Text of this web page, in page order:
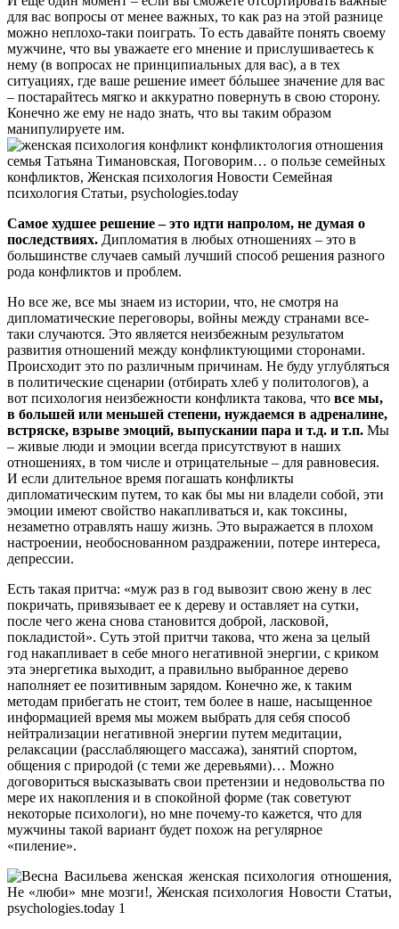
для вас вопросы от менее важных, то как раз на этой разнице
можно неплохо-таки поиграть. То есть давайте понять своему
мужчине, что вы уважаете его мнение и прислушиваетесь к
нему (в вопросах не принципиальных для вас), а в тех
ситуациях, где ваше решение имеет бóльшее значение для вас
– постарайтесь мягко и аккуратно повернуть в свою сторону.
Конечно же ему не надо знать, что вы таким образом
манипулируете им.
Самое худшее решение – это идти напролом, не думая о
последствиях. Дипломатия в любых отношениях – это в
большинстве случаев самый лучший способ решения разного
рода конфликтов и проблем.
Но все же, все мы знаем из истории, что, не смотря на
дипломатические переговоры, войны между странами все-
таки случаются. Это является неизбежным результатом
развития отношений между конфликтующими сторонами.
Происходит это по различным причинам. Не буду углубляться
в политические сценарии (отбирать хлеб у политологов), а
вот психология неизбежности конфликта такова, что все мы,
в большей или меньшей степени, нуждаемся в адреналине,
встряске, взрыве эмоций, выпускании пара и т.д. и т.п. Мы
– живые люди и эмоции всегда присутствуют в наших
отношениях, в том числе и отрицательные – для равновесия.
И если длительное время погашать конфликты
дипломатическим путем, то как бы мы ни владели собой, эти
эмоции имеют свойство накапливаться и, как токсины,
незаметно отравлять нашу жизнь. Это выражается в плохом
настроении, необоснованном раздражении, потере интереса,
депрессии.
Есть такая притча: «муж раз в год вывозит свою жену в лес
покричать, привязывает ее к дереву и оставляет на сутки,
после чего жена снова становится доброй, ласковой,
покладистой». Суть этой притчи такова, что жена за целый
год накапливает в себе много негативной энергии, с криком
эта энергетика выходит, а правильно выбранное дерево
наполняет ее позитивным зарядом. Конечно же, к таким
методам прибегать не стоит, тем более в наше, насыщенное
информацией время мы можем выбрать для себя способ
нейтрализации негативной энергии путем медитации,
релаксации (расслабляющего массажа), занятий спортом,
общения с природой (с теми же деревьями)… Можно
договориться высказывать свои претензии и недовольства по
мере их накопления и в спокойной форме (так советуют
некоторые психологи), но мне почему-то кажется, что для
мужчины такой вариант будет похож на регулярное
«пиление».